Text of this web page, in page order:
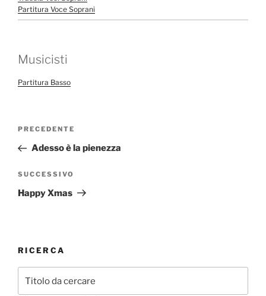
Partitura Voce Soprani
Musicisti
Partitura Basso
Navigazione
Articolo
precedente:
PRECEDENTE
Adesso è la pienezza
Articolo
successivo
SUCCESSIVO
Happy Xmas
RICERCA